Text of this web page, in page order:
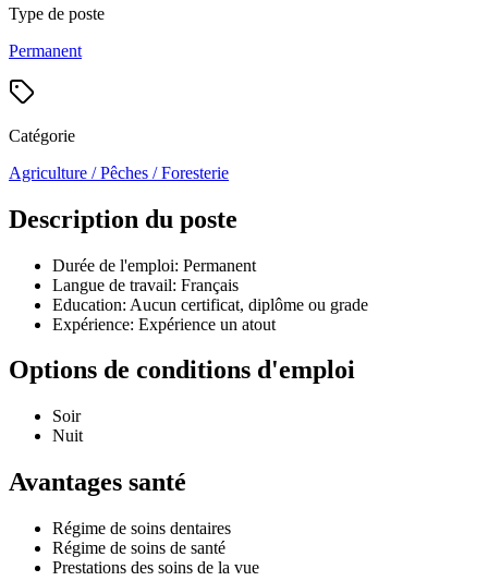
Type de poste
Permanent
Catégorie
Agriculture / Pêches / Foresterie
Description du poste
Durée de l'emploi: Permanent
Langue de travail: Français
Education: Aucun certificat, diplôme ou grade
Expérience: Expérience un atout
Options de conditions d'emploi
Soir
Nuit
Avantages santé
Régime de soins dentaires
Régime de soins de santé
Prestations des soins de la vue